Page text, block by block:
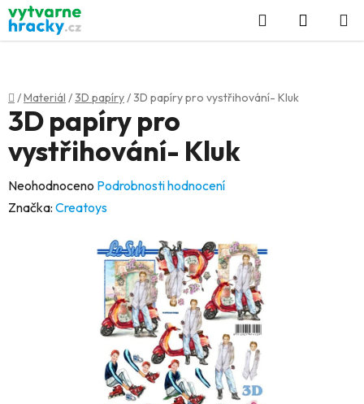
Přejít
na
obsah
Hledat
KOŠÍK
Domů
/Materiál /3D papíry/3D papíry pro vystřihování- Kluk
3D papíry pro
vystřihování- Kluk
Průměrné
hodnocení
Neohodnoceno Podrobnosti hodnocení
Značka: Creatoys